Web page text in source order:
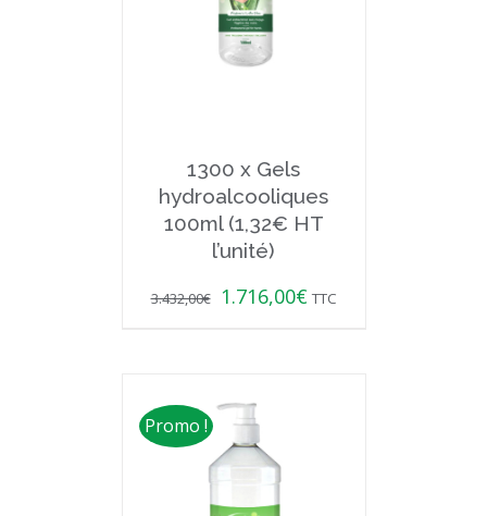
1300 x Gels
hydroalcooliques
100ml (1,32€ HT
l’unité)
3.432,00€ 1.716,00€ TTC
Promo !